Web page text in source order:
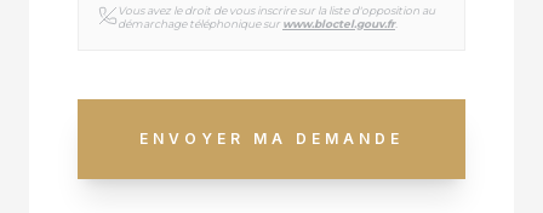
Vous avez le droit de vous inscrire sur la liste d'opposition au
démarchage téléphonique sur www.bloctel.gouv.fr.
ENVOYER MA DEMANDE